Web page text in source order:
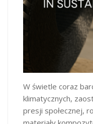
W świetle coraz
klimatycznych,
presji społecznej,